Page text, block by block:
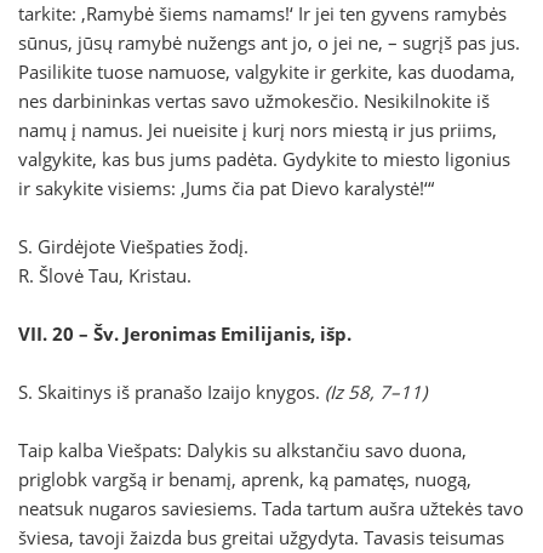
tarkite: ‚Ramybė šiems namams!‘ Ir jei ten gyvens ramybės
sūnus, jūsų ramybė nužengs ant jo, o jei ne, – sugrįš pas jus.
Pasilikite tuose namuose, valgykite ir gerkite, kas duodama,
nes darbininkas vertas savo užmokesčio. Nesikilnokite iš
namų į namus. Jei nueisite į kurį nors miestą ir jus priims,
valgykite, kas bus jums padėta. Gydykite to miesto ligonius
ir sakykite visiems: ‚Jums čia pat Dievo karalystė!‘“
S. Girdėjote Viešpaties žodį.
R. Šlovė Tau, Kristau.
VII. 20 – Šv. Jeronimas Emilijanis, išp.
S. Skaitinys iš pranašo Izaijo knygos. (Iz 58, 7–11)
Taip kalba Viešpats: Dalykis su alkstančiu savo duona,
priglobk vargšą ir benamį, aprenk, ką pamatęs, nuogą,
neatsuk nugaros saviesiems. Tada tartum aušra užtekės tavo
šviesa, tavoji žaizda bus greitai užgydyta. Tavasis teisumas